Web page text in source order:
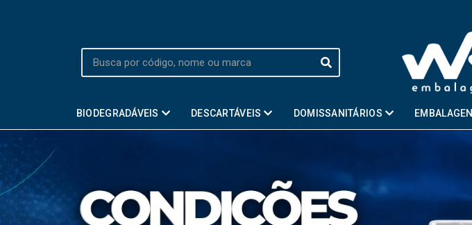
BIODEGRADÁVEIS DESCARTÁVEIS DOMISSANITÁRIOS